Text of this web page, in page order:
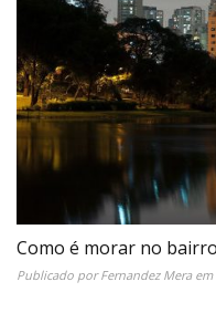
Como é morar no
Publicado porFernandez Meraem